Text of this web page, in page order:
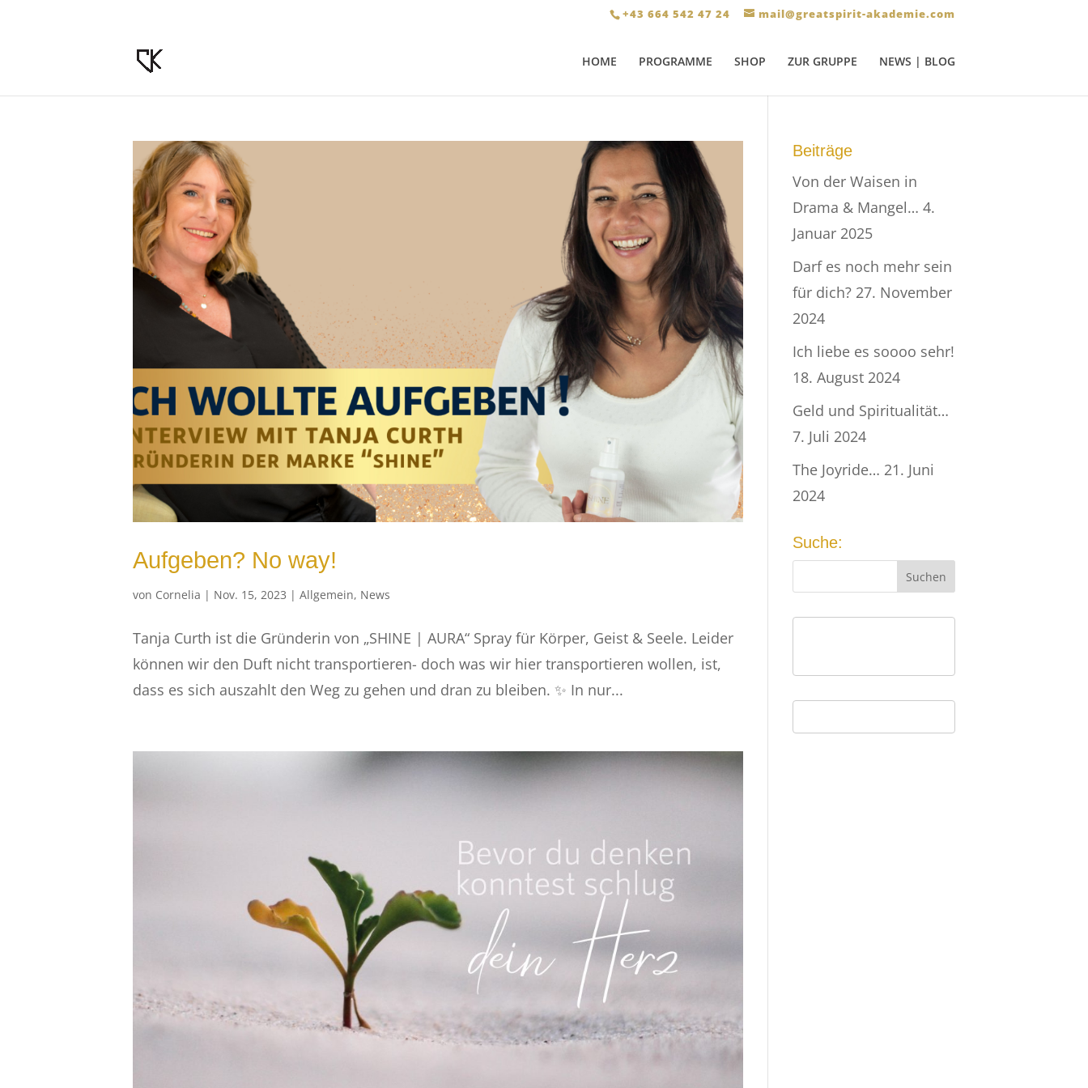
+43 664 542 47 24 mail@greatspirit-akademie.com
HOME PROGRAMME SHOP ZUR GRUPPE NEWS | BLOG
Aufgeben? No way!
von Cornelia | Nov. 15, 2023 | Allgemein, News
Tanja Curth ist die Gründerin von „SHINE | AURA“ Spray für Körper, Geist & Seele. Leider
können wir den Duft nicht transportieren- doch was wir hier transportieren wollen, ist,
dass es sich auszahlt den Weg zu gehen und dran zu bleiben. ✨ In nur...
Beiträge
Von der Waisen in
Drama & Mangel… 4.
Januar 2025
Darf es noch mehr sein
für dich? 27. November
2024
Ich liebe es soooo sehr!
18. August 2024
Geld und Spiritualität…
7. Juli 2024
The Joyride… 21. Juni
2024
Suche: